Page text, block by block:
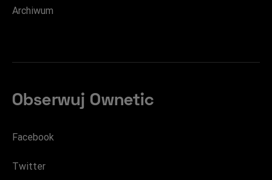
Archiwum
Obserwuj Ownetic
Facebook
Twitter